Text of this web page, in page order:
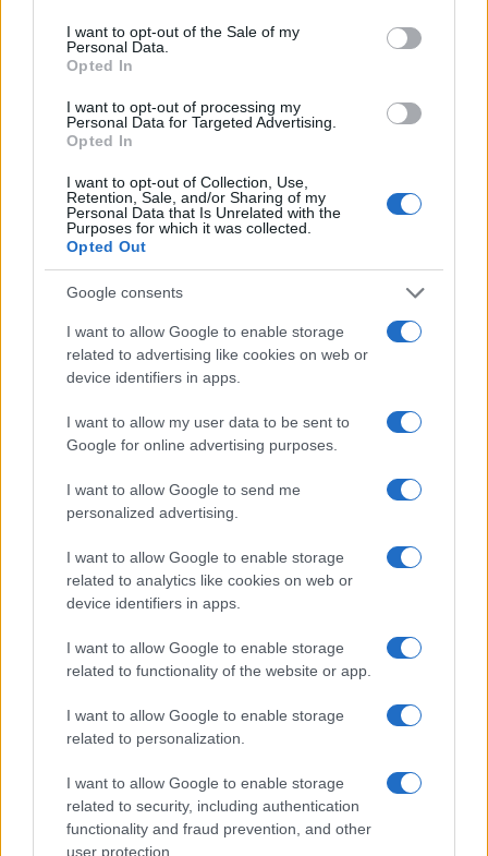
I want to opt-out of the Sale of my
Personal Data.
Opted In
I want to opt-out of processing my
Personal Data for Targeted Advertising.
Opted In
I want to opt-out of Collection, Use,
Retention, Sale, and/or Sharing of my
Personal Data that Is Unrelated with the
Purposes for which it was collected.
Opted Out
Google consents
I want to allow Google to enable storage
related to advertising like cookies on web or
device identifiers in apps.
I want to allow my user data to be sent to
Google for online advertising purposes.
I want to allow Google to send me
personalized advertising.
I want to allow Google to enable storage
related to analytics like cookies on web or
device identifiers in apps.
I want to allow Google to enable storage
related to functionality of the website or app.
I want to allow Google to enable storage
related to personalization.
I want to allow Google to enable storage
related to security, including authentication
functionality and fraud prevention, and other
user protection.
#bih